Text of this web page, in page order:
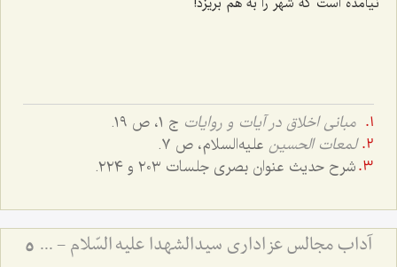
مبانی اخلاق در آیات و روایات ج ١، ص ١٩.
لمعات الحسین علیه‌السلام، ص ٧.
شرح حدیث عنوان بصری جلسات ٢٠٣ و ٢٢٤.
آداب مجالس عزاداری سیدالشهدا علیه السّلام - و دستورات بزرگان راجع به ماه‌های محرم و صفر 5